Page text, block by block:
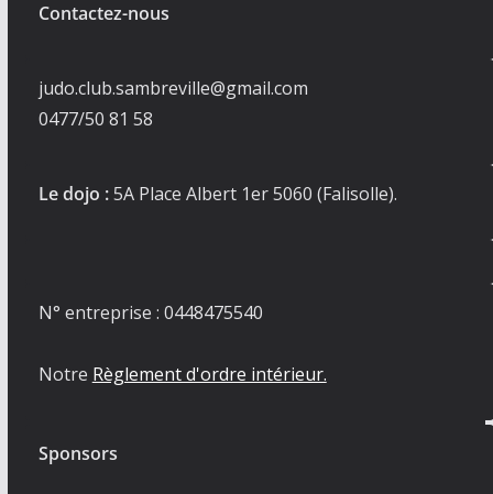
Contactez-nous
judo.club.sambreville@gmail.com
0477/50 81 58
Le dojo :5A Place Albert 1er 5060 (Falisolle).
N° entreprise : 0448475540
Notre Règlement d'ordre intérieur.
Sponsors